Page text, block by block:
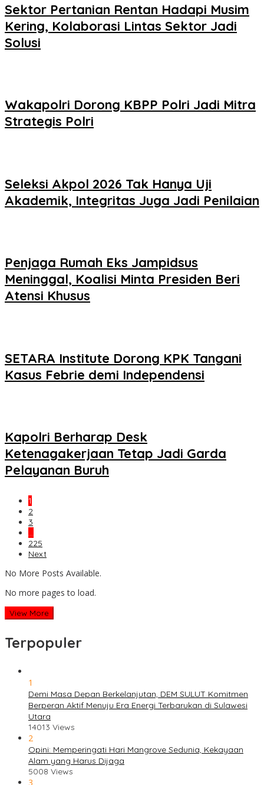
Sektor Pertanian Rentan Hadapi Musim
Kering, Kolaborasi Lintas Sektor Jadi
Solusi
Wakapolri Dorong KBPP Polri Jadi Mitra
Strategis Polri
Seleksi Akpol 2026 Tak Hanya Uji
Akademik, Integritas Juga Jadi Penilaian
Penjaga Rumah Eks Jampidsus
Meninggal, Koalisi Minta Presiden Beri
Atensi Khusus
SETARA Institute Dorong KPK Tangani
Kasus Febrie demi Independensi
Kapolri Berharap Desk
Ketenagakerjaan Tetap Jadi Garda
Pelayanan Buruh
1
2
3
…
225
Next
No More Posts Available.
No more pages to load.
View More
Terpopuler
1
Demi Masa Depan Berkelanjutan, DEM SULUT Komitmen
Berperan Aktif Menuju Era Energi Terbarukan di Sulawesi
Utara
14013 Views
2
Opini: Memperingati Hari Mangrove Sedunia, Kekayaan
Alam yang Harus Dijaga
5008 Views
3